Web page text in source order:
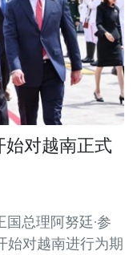
对越南正式
总理阿努廷·参
始对越南进行为期